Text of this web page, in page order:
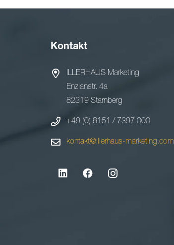
Kontakt
ILLERHAUS Marketing
Enzianstr. 4a
82319 Starnberg
+49 (0) 8151 / 7397 000
kontakt@illerhaus-marketing.com